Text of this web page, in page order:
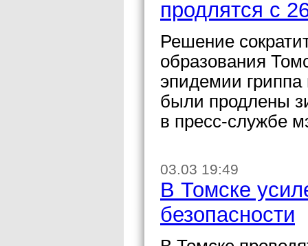
продлятся с
Решение
образования
эпидемии
были продлены
в пресс-службе
03.03 19:49
В Томске
безопасности